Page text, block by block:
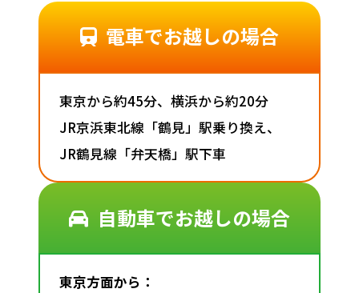
電車でお越しの場合
東京から約45分、横浜から約20分
JR京浜東北線「鶴見」駅乗り換え、
JR鶴見線「弁天橋」駅下車
自動車でお越しの場合
東京方面から：